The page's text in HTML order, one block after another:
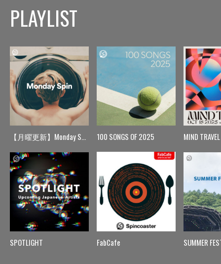
PLAYLIST
【月曜更新】Monday Spin
SPOTLIGHT
100 SONGS OF 2025
FabCafe
MIND TRAVEL
SUMMER